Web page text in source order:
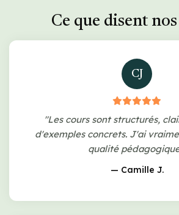
Ce que disent nos
CJ
"Les cours sont structurés,
d'exemples concrets. J'ai
qualité
— Camille J.